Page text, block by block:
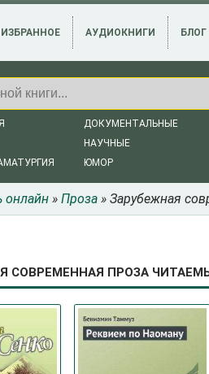
ИЗБРАННОЕ АУДИОКНИГИ БЛОГ
ДОКУМЕНТАЛЬНЫЕ
НАУЧНЫЕ
ЮМОР
онлайн » Проза » Зарубежная
СОВРЕМЕННАЯ ПРОЗА